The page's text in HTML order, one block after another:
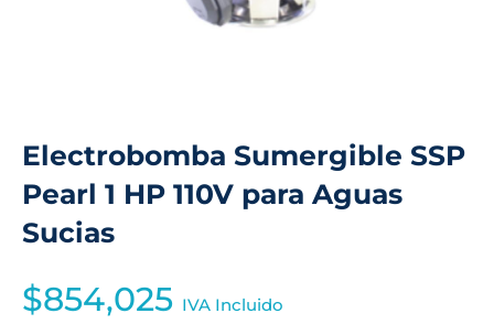
Electrobomba Sumergible SSP
Pearl 1 HP 110V para Aguas
Sucias
$854,025 IVA Incluido